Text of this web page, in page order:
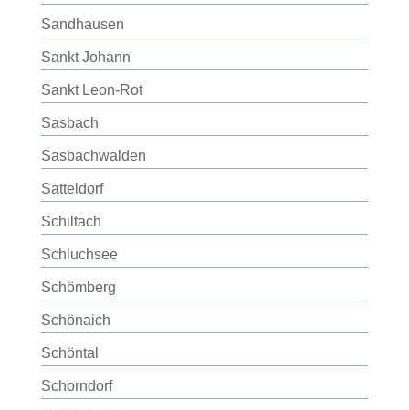
Sandhausen
Sankt Johann
Sankt Leon-Rot
Sasbach
Sasbachwalden
Satteldorf
Schiltach
Schluchsee
Schömberg
Schönaich
Schöntal
Schorndorf